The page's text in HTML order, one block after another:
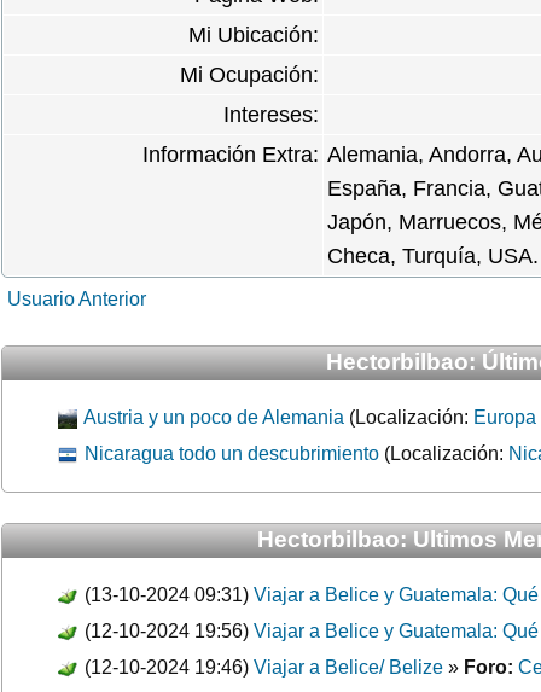
Mi Ubicación:
Mi Ocupación:
Intereses:
Información Extra: Alemania, Andorra,
España, Francia,
Japón, Marruecos,
Checa, Turquía, USA.
Usuario Anterior
Hectorbilbao:
Austria y un poco de Alemania (Localización:
Nicaragua todo un descubrimiento (Localización:
Hectorbilbao: Ultimos
(13-10-2024 09:31) Viajar a Belice y Guatemala:
(12-10-2024 19:56) Viajar a Belice y Guatemala:
(12-10-2024 19:46) Viajar a Belice/ Belize » Foro: